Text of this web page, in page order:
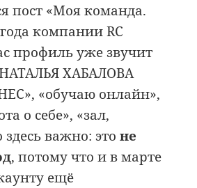
пост «Моя команда.
компании RC
профиль уже звучит
ХАБАЛОВА
«обучаю онлайн»,
о себе», «зал,
важно: этоне
, потому что и в марте
ещё